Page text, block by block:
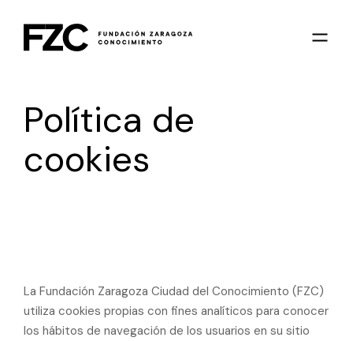
Política de
cookies
La Fundación Zaragoza Ciudad del Conocimiento (FZC)
utiliza cookies propias con fines analíticos para conocer
los hábitos de navegación de los usuarios en su sitio